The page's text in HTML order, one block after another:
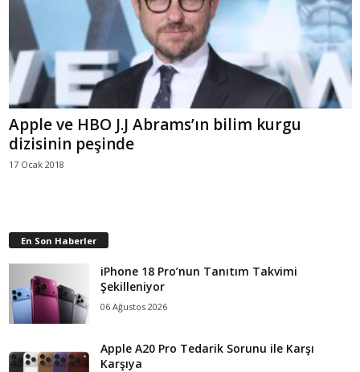
Apple ve HBO J.J Abrams’ın bilim kurgu
dizisinin peşinde
17 Ocak 2018
En Son Haberler
iPhone 18 Pro’nun Tanıtım Takvimi
Şekilleniyor
06 Ağustos 2026
Apple A20 Pro Tedarik Sorunu ile Karşı
Karşıya